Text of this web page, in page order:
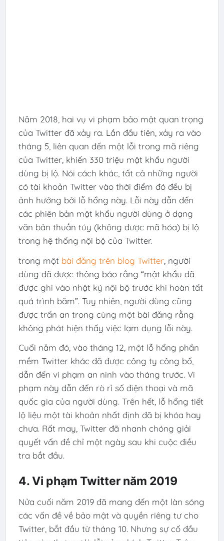
Năm 2018, hai vụ vi phạm bảo mật quan trọng
của Twitter đã xảy ra. Lần đầu tiên, xảy ra vào
tháng 5, liên quan đến một lỗi trong mã riêng
của Twitter, khiến 330 triệu mật khẩu người
dùng bị lộ. Nói cách khác, tất cả những người
có tài khoản Twitter vào thời điểm đó đều bị
ảnh hưởng bởi lỗ hổng này. Lỗi này dẫn đến
các phiên bản mật khẩu người dùng ở dạng
văn bản thuần túy (không được mã hóa) bị lộ
trong hệ thống nội bộ của Twitter.
trong một bài đăng trên blog Twitter, người
dùng đã được thông báo rằng “mật khẩu đã
được ghi vào nhật ký nội bộ trước khi hoàn tất
quá trình băm”. Tuy nhiên, người dùng cũng
được trấn an trong cùng một bài đăng rằng
không phát hiện thấy việc lạm dụng lỗi này.
Cuối năm đó, vào tháng 12, một lỗ hổng phần
mềm Twitter khác đã được công ty công bố,
dẫn đến vi phạm an ninh vào tháng trước. Vi
phạm này dẫn đến rò rỉ số điện thoại và mã
quốc gia của người dùng. Trên hết, lỗ hổng tiết
lộ liệu một tài khoản nhất định đã bị khóa hay
chưa. Rất may, Twitter đã nhanh chóng giải
quyết vấn đề chỉ một ngày sau khi cuộc điều
tra bắt đầu.
4. Vi phạm Twitter năm 2019
Nửa cuối năm 2019 đã mang đến một làn sóng
các vấn đề về bảo mật và quyền riêng tư cho
Twitter, bắt đầu từ tháng 10. Nhưng sự cố đầu